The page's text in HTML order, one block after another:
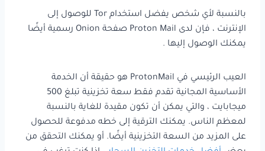
بالنسبة لأي شخص يفضل استخدام Tor للوصول إلى
الإنترنت ، فإن لدى Proton Mail صفحة Onion رسمية أيضًا
يمكنك الوصول إليها .
العيب الرئيسي في ProtonMail هو حقيقة أن الخدمة
الأساسية المجانية تقدم فقط سعة تخزينية تبلغ 500
ميجابايت ، والتي يمكن أن تكون مقيدة للغاية بالنسبة
لمعظم الناس. يمكنك الترقية إلى خطه مدفوعة للحصول
على المزيد من السعة التخزينية أيضًا. أو يمكنك التحقق من